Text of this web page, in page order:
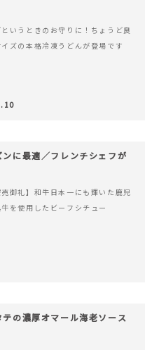
というときのお守りに！ちょうど良
イズの本格冷凍うどんが登場です
ンに最適／フレンチシェフが
売御礼】和牛日本一にも輝いた鹿児
牛を使用したビーフシチュー
テの濃厚オマール海老ソース